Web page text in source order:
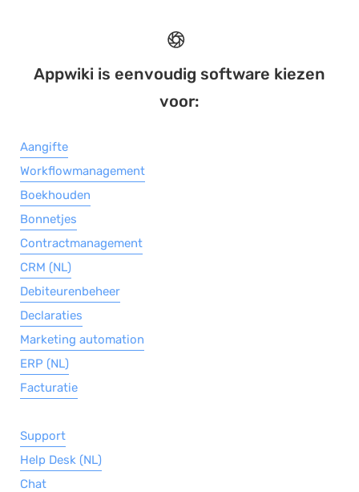
Appwiki is eenvoudig software kiezen
voor:
Aangifte
Workflowmanagement
Boekhouden
Bonnetjes
Contractmanagement
CRM (NL)
Debiteurenbeheer
Declaraties
Marketing automation
ERP (NL)
Facturatie
Support
Help Desk (NL)
Chat